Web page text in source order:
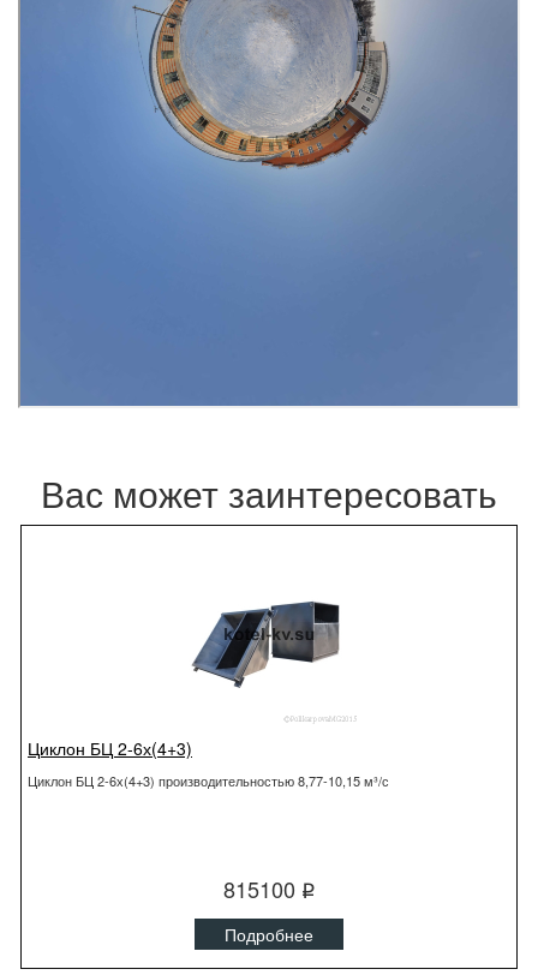
Вас может заинтересовать
Циклон БЦ 2-6х(4+3)
Циклон БЦ 2-6х(4+3) производительностью 8,77-10,15 м³/с
815100 q
Подробнее